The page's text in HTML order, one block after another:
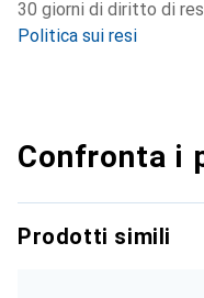
30 giorni di diritto di
Politica sui resi
Confronta i
Prodotti simili